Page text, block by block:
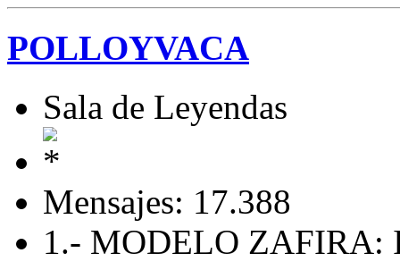
POLLOYVACA
Sala de Leyendas
Mensajes: 17.388
1.- MODELO ZAFIRA: